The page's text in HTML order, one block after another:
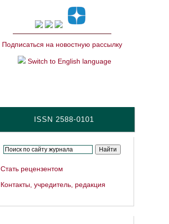
Подписаться на новостную рассылку
Switch to English language
ISSN 2588-0101
Стать рецензентом
Контакты, учредитель, редакция